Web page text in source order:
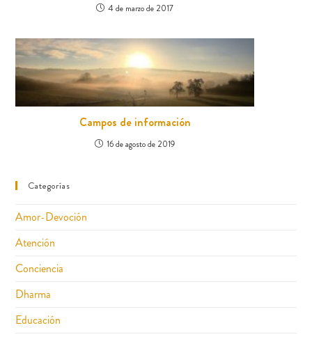
4 de marzo de 2017
Campos de información
16 de agosto de 2019
Categorías
Amor-Devoción
Atención
Conciencia
Dharma
Educación